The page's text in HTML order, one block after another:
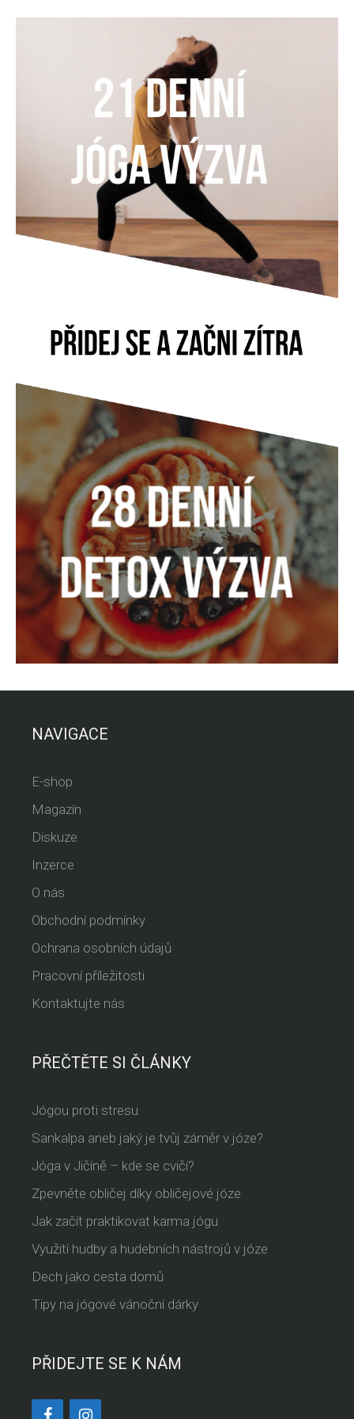
NAVIGACE
E-shop
Magazín
Diskuze
Inzerce
O nás
Obchodní podmínky
Ochrana osobních údajů
Pracovní příležitosti
Kontaktujte nás
PŘEČTĚTE SI ČLÁNKY
Jógou proti stresu
Sankalpa aneb jaký je tvůj záměr v józe?
Jóga v Jičíně – kde se cvičí?
Zpevněte obličej díky obličejové józe
Jak začít praktikovat karma jógu
Využití hudby a hudebních nástrojů v józe
Dech jako cesta domů
Tipy na jógové vánoční dárky
PŘIDEJTE SE K NÁM